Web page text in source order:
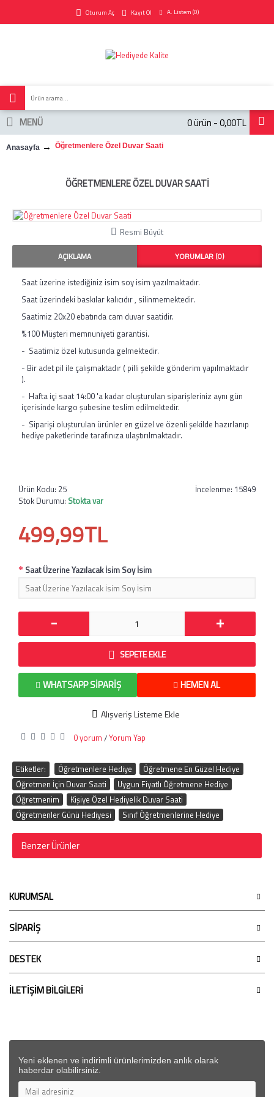
Oturum Aç Kayıt Ol A. Listem (0)
0 ürün - 0,00TL
MENÜ
Anasayfa Öğretmenlere Özel Duvar Saati
ÖĞRETMENLERE ÖZEL DUVAR SAATI
Resmi Büyüt
AÇIKLAMA YORUMLAR (0)
Saat üzerine istediğiniz isim soy isim yazılmaktadır.
Saat üzerindeki baskılar kalıcıdır , silinmemektedir.
Saatimiz 20x20 ebatında cam duvar saatidir.
%100 Müşteri memnuniyeti garantisi.
- Saatimiz özel kutusunda gelmektedir.
- Bir adet pil ile çalışmaktadır ( pilli şekilde gönderim yapılmaktadır
).
- Hafta içi saat 14:00 'a kadar oluşturulan siparişleriniz aynı gün
içerisinde kargo şubesine teslim edilmektedir.
- Siparişi oluşturulan ürünler en güzel ve özenli şekilde hazırlanıp
hediye paketlerinde tarafınıza ulaştırılmaktadır.
İncelenme: 15849
Ürün Kodu: 25
Stok Durumu: Stokta var
499,99TL
Saat Üzerine Yazılacak İsim Soy İsim
- +
SEPETE EKLE
HEMEN AL
WHATSAPP SIPARIŞ
Alışveriş Listeme Ekle
0 yorum /Yorum Yap
Etiketler: Öğretmenlere Hediye Öğretmene En Güzel Hediye
Öğretmen İçin Duvar Saati
Uygun Fiyatlı Öğretmene Hediye
Öğretmenim
Kişiye Özel Hediyelik Duvar Saati
Öğretmenler Günü Hediyesi
Sınıf Öğretmenlerine Hediye
Benzer Ürünler
KURUMSAL
SİPARİŞ
DESTEK
İLETİŞİM BİLGİLERİ
Yeni eklenen ve indirimli ürünlerimizden anlık olarak
haberdar olabilirsiniz.